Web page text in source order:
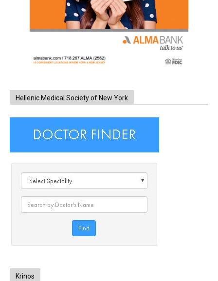
Hellenic Medical Society of New York
Krinos